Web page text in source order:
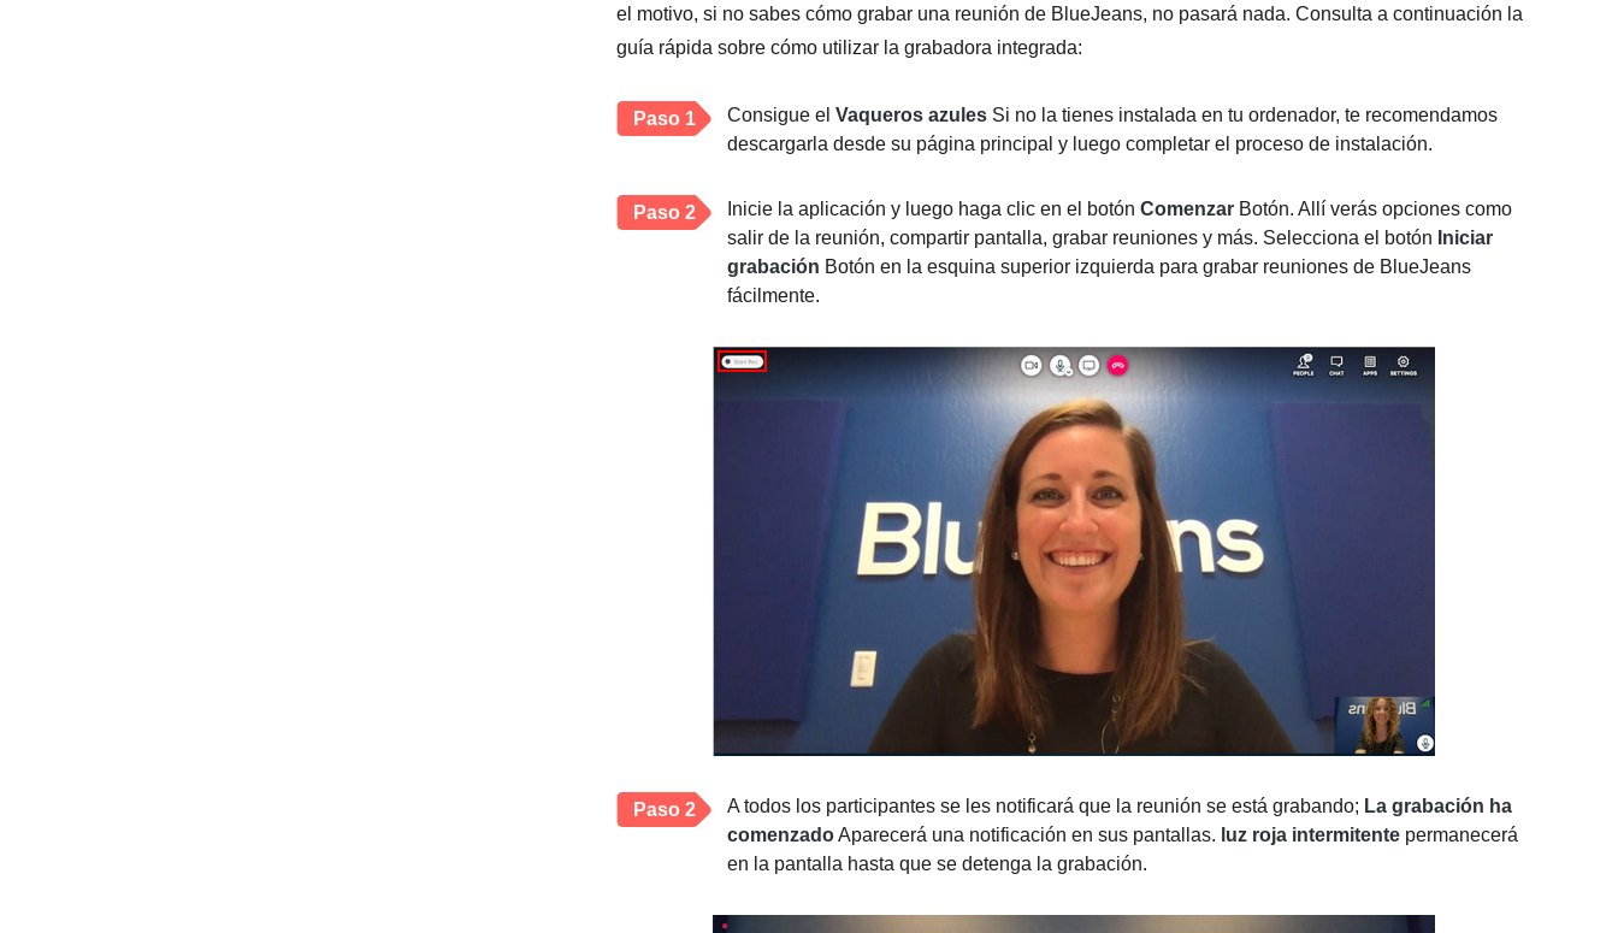
el motivo, si no sabes cómo grabar una reunión de BlueJeans, no pasará nada. Consulta a continuación la
guía rápida sobre cómo utilizar la grabadora integrada:
Paso 1 Consigue el Vaqueros azules Si no la tienes instalada en tu ordenador, te recomendamos
descargarla desde su página principal y luego completar el proceso de instalación.
Paso 2 Inicie la aplicación y luego haga clic en el botón Comenzar Botón. Allí verás opciones como
salir de la reunión, compartir pantalla, grabar reuniones y más. Selecciona el botón Iniciar
grabación Botón en la esquina superior izquierda para grabar reuniones de BlueJeans
fácilmente.
Paso 2 A todos los participantes se les notificará que la reunión se está grabando; La grabación ha
comenzadoAparecerá una notificación en sus pantallas. luz roja intermitente permanecerá
en la pantalla hasta que se detenga la grabación.